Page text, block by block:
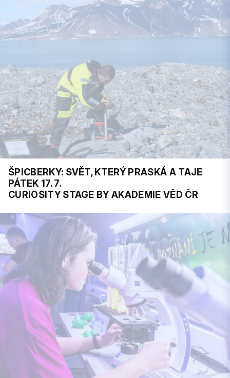
ŠPICBERKY: SVĚT, KTERÝ PRASKÁ A TAJE
PÁTEK 17. 7.
CURIOSITY STAGE BY AKADEMIE VĚD ČR